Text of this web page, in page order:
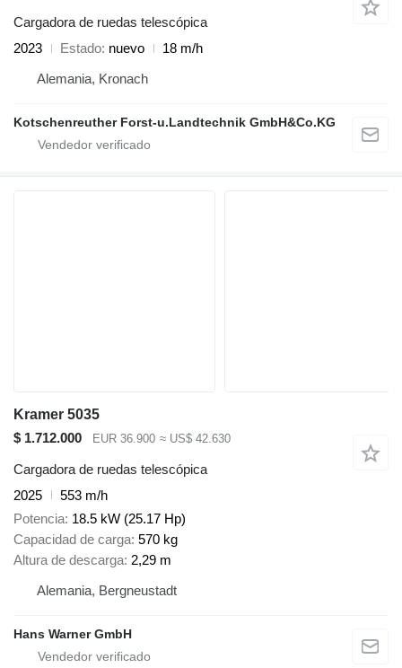
Cargadora de ruedas telescópica
2023
Estado nuevo
18 m/h
Alemania, Kronach
Kotschenreuther Forst-u.Landtechnik GmbH&Co.KG
Kramer 5035
$ 1.712.000
EUR 36.900 ≈ US$ 42.630
Cargadora de ruedas telescópica
2025
553 m/h
Potencia 18.5 kW (25.17 Hp)
Capacidad de carga 570 kg
Altura de descarga 2,29 m
Alemania, Bergneustadt
Hans Warner GmbH